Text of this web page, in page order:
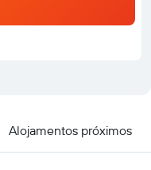
Alojamentos próximos